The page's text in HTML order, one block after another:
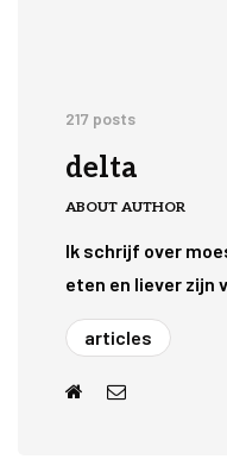
217 posts
delta
ABOUT AUTHOR
Ik schrijf over
eten en liever zijn
articles